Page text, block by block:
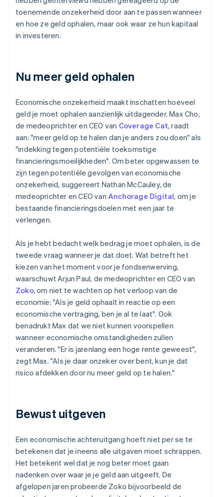
toenemende onzekerheid door aan te passen wanneer
en hoe ze geld ophalen, maar ook waar ze hun kapitaal
in investeren.
Nu meer geld ophalen
Economische onzekerheid maakt inschatten hoeveel
geld je moet ophalen aanzienlijk uitdagender. Max Cho,
de medeoprichter en CEO van Coverage Cat, raadt
aan: "meer geld op te halen dan je anders zou doen" als
"indekking tegen potentiële toekomstige
financieringsmoeilijkheden". Om beter opgewassen te
zijn tegen potentiële gevolgen van economische
onzekerheid, suggereert Nathan McCauley, de
medeoprichter en CEO van Anchorage Digital, om je
bestaande financieringsdoelen met een jaar te
verlengen.
Als je hebt bedacht welk bedrag je moet ophalen, is de
tweede vraag wanneer je dat doet. Wat betreft het
kiezen van het moment voor je fondsenwerving,
waarschuwt Arjun Paul, de medeoprichter en CEO van
Zoko, om niet te wachten op het verloop van de
economie: "Als je geld ophaalt in reactie op een
economische vertraging, ben je al te laat". Ook
benadrukt Max dat we niet kunnen voorspellen
wanneer economische omstandigheden zullen
veranderen. "Er is jarenlang een hoge rente geweest",
zegt Max. "Als je daar onzeker over bent, kun je dat
risico afdekken door nu meer geld op te halen."
Bewust uitgeven
Een economische achteruitgang hoeft niet per se te
betekenen dat je ineens alle uitgaven moet schrappen.
Het betekent wel dat je nog beter moet gaan
nadenken over waar je je geld aan uitgeeft. De
afgelopen jaren probeerde Zoko bijvoorbeeld de